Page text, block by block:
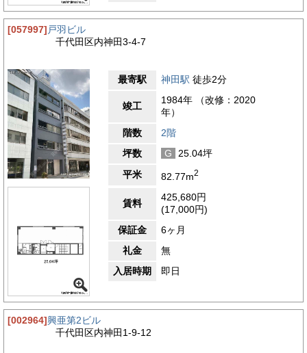
[057997]戸羽ビル
千代田区内神田3-4-7
最寄駅 神田駅 徒歩2分
竣工
1984年 （改修：2020
年）
階数
2階
坪数
G
25.04坪
平米
82.77m2
賃料
425,680円
(17,000円)
保証金
6ヶ月
礼金
無
入居時期
即日
[002964]興亜第2ビル
千代田区内神田1-9-12